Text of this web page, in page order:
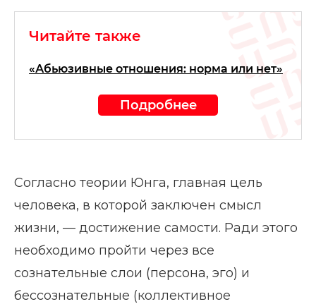
Читайте также
«Абьюзивные отношения: норма или нет»
Подробнее
Согласно теории Юнга, главная цель
человека, в которой заключен смысл
жизни, — достижение самости. Ради этого
необходимо пройти через все
сознательные слои (персона, эго) и
бессознательные (коллективное